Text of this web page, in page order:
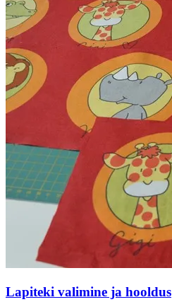
Lapiteki valimine ja hooldus